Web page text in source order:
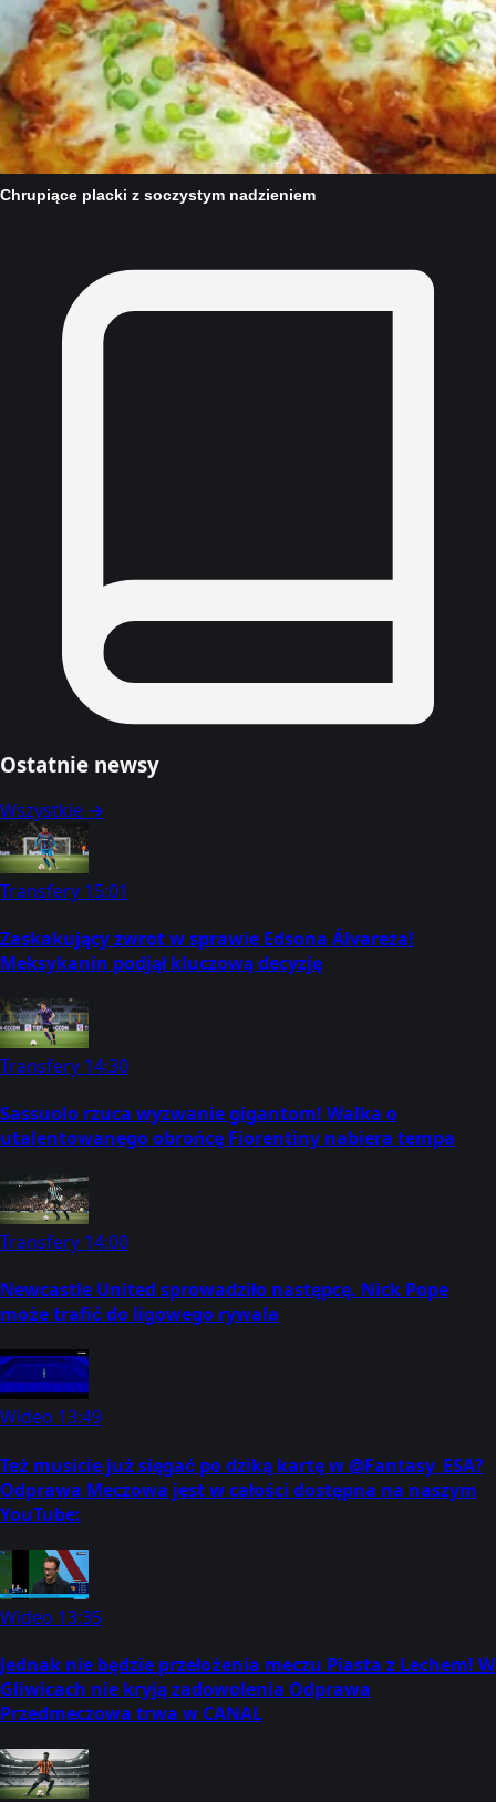
Ostatnie newsy
Wszystkie →
Transfery 15:01
Zaskakujący zwrot w sprawie Edsona Álvareza!
Meksykanin podjął kluczową decyzję
Transfery 14:30
Sassuolo rzuca wyzwanie gigantom! Walka o
utalentowanego obrońcę Fiorentiny nabiera tempa
Transfery 14:00
Newcastle United sprowadziło następcę. Nick Pope
może trafić do ligowego rywala
Wideo 13:49
Też musicie już sięgać po dziką kartę w @Fantasy_ESA?
Odprawa Meczowa jest w całości dostępna na naszym
YouTube:
Wideo 13:35
Jednak nie będzie przełożenia meczu Piasta z Lechem! W
Gliwicach nie kryją zadowolenia Odprawa
Przedmeczowa trwa w CANAL